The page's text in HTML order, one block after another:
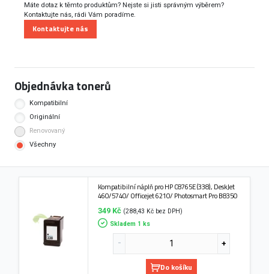
Máte dotaz k těmto produktům? Nejste si jisti správným výběrem?
Kontaktujte nás, rádi Vám poradíme.
Kontaktujte nás
Objednávka tonerů
Kompatibilní
Originální
Renovovaný
Všechny
Kompatibilní náplň pro HP C8765E (338), DeskJet
460/5740/ Officejet 6210/ Photosmart Pro B8350
349 Kč (288,43 Kč bez DPH)
Skladem 1 ks
Do košíku